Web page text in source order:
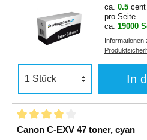
ca. 0.5 cent
pro Seite
ca. 19000
Informationen
In
Canon C-EXV 47 toner, cyan